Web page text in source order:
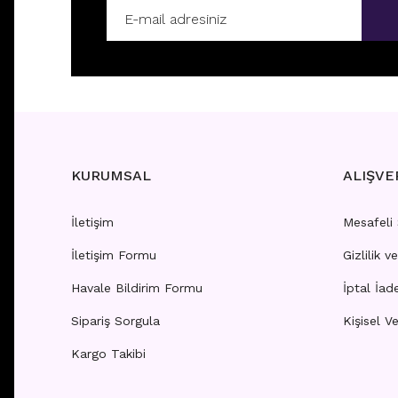
Fiyatları görebilmek içinüye girişi yapınız.
E134 - 6MM HALKA
Fiyatları görebilmek için
E165 -
KURUMSAL
İletişim
İletişim Formu
Havale Bildirim Formu
Sipariş Sorgula
Kargo Takibi
Mesafeli
Gizlilik
İptal
Kişisel